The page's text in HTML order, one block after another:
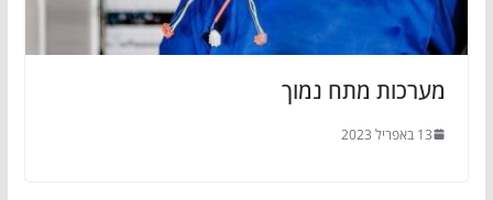
מערכות מתח נמוך
13 באפריל 2023